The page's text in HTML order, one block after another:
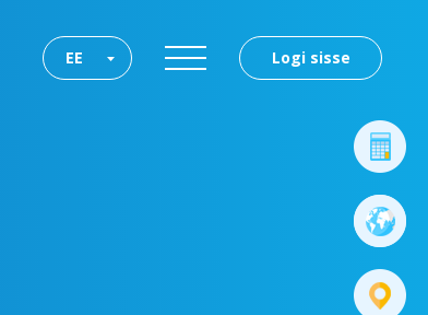
Logi sisse
EE